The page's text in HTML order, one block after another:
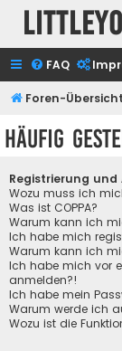
FAQ
Foren-Übersicht
Häufig
Registrierung
Wozu muss ich
Was ist COPPA?
Warum kann ich
Ich habe mich
Warum kann ich
Ich habe mich vor
anmelden?!
Ich habe mein
Warum werde ich
Wozu ist die